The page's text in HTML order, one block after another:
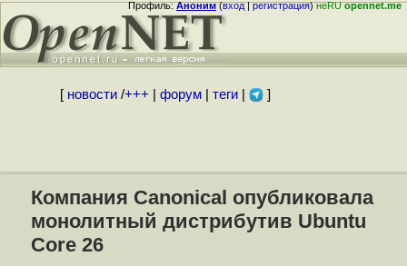
Профиль:Аноним(вход|регистрация)неRUopennet.me
[ новости/+++ форум| теги| ]
Компания Canonical опубликовала
монолитный дистрибутив Ubuntu
Core 26